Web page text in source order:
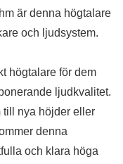
är denna högtalare
och ljudsystem.
högtalare för dem
ljudkvalitet.
till nya höjder eller
denna
och klara höga